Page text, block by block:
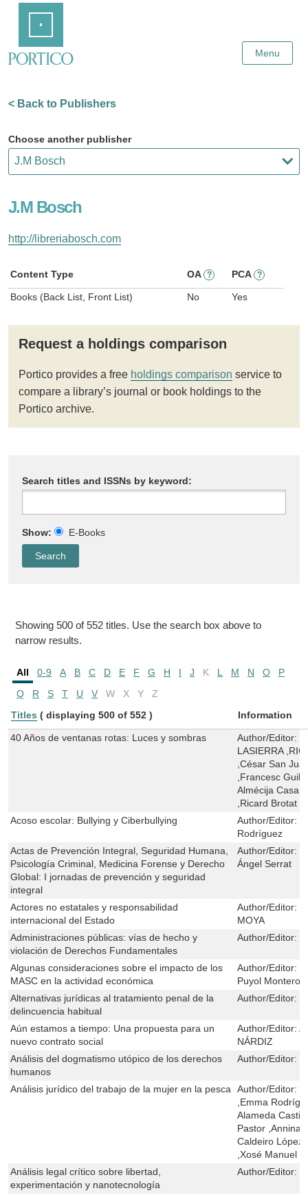
Content
Menu
< Back to Publishers
Choose another publisher
J.M Bosch
http://libreriabosch.com
Content Type OA ? PCA ?
Books (Back List, Front List) No Yes
Request a holdings comparison
Portico provides a free holdings comparison service to
compare a library’s journal or book holdings to the
Portico archive.
Search titles and ISSNs by keyword:
Show: E-Books
Showing 500 of 552 titles. Use the search box above to
narrow results.
All 0-9 A B C D E F G H I J K L M N O
P
Q
R S T U V W X Y
Z
Titles ( displaying 500 of 552 ) Information
40 Años de ventanas rotas: Luces y sombras Author/Editor:
LASIERRA
,César San
,Francesc
Almécija
,Ricard Brotat
Acoso escolar: Bullying y Ciberbullying
Author/Editor:
Rodríguez
Actas de Prevención Integral, Seguridad Humana,
Psicología Criminal, Medicina Forense y Derecho
Global: I jornadas de prevención y seguridad
integral
Author/Editor:
Ángel Serrat
Actores no estatales y responsabilidad
internacional del Estado
Author/Editor:
MOYA
Administraciones públicas: vías de hecho y
violación de Derechos Fundamentales
Author/Editor:
Algunas consideraciones sobre el impacto de los
MASC en la actividad económica
Author/Editor:
Puyol Montero
Alternativas jurídicas al tratamiento penal de la
delincuencia habitual
Author/Editor:
Aún estamos a tiempo: Una propuesta para un
nuevo contrato social
Author/Editor:
NÁRDIZ
Análisis del dogmatismo utópico de los derechos
humanos
Author/Editor:
Análisis jurídico del trabajo de la mujer en la pesca Author/Editor:
,Emma
Alameda
Pastor ,Annina
Caldeiro López
,Xosé Manuel
Análisis legal crítico sobre libertad,
experimentación y nanotecnología
Author/Editor: